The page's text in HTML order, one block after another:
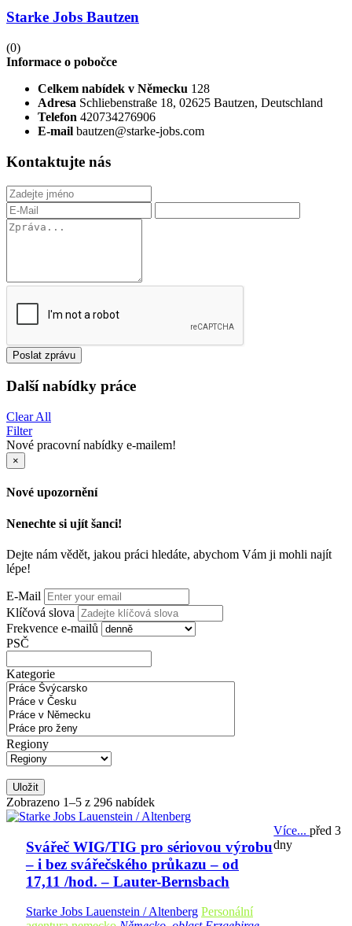
Starke Jobs Bautzen
(0)
Informace o pobočce
Celkem nabídek v Německu 128
Adresa Schliebenstraße 18, 02625 Bautzen, Deutschland
Telefon 420734276906
E-mail bautzen@starke-jobs.com
Kontaktujte nás
Poslat zprávu
Další nabídky práce
Clear All
Filter
Nové pracovní nabídky e-mailem!
×
Nové upozornění
Nenechte si ujít šanci!
Dejte nám vědět, jakou práci hledáte, abychom Vám ji mohli najít
lépe!
E-Mail
Klíčová slova
Frekvence e-mailů
PSČ
Kategorie
Regiony
Uložit
Zobrazeno 1–5 z 296 nabídek
Svářeč WIG/TIG pro sériovou výrobu
– i bez svářečského průkazu – od
17,11 /hod. – Lauter-Bernsbach
Starke Jobs Lauenstein / Altenberg Personální
Více...před 3
dny